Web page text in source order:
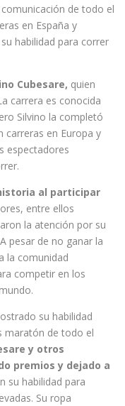
de todo el
en España y
habilidad para correr
Cubesare, quien
carrera es conocida
Silvino la completó
carreras en Europa y
espectadores
al participar
entre ellos
la atención por su
pesar de no ganar la
la comunidad
competir en los
su habilidad
maratón de todo el
y otros
premios y dejado a
su habilidad para
Su ropa